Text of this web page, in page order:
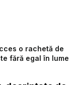
o rachetă de
fără egal în lume